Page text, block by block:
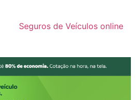
Seguros de Veículos online